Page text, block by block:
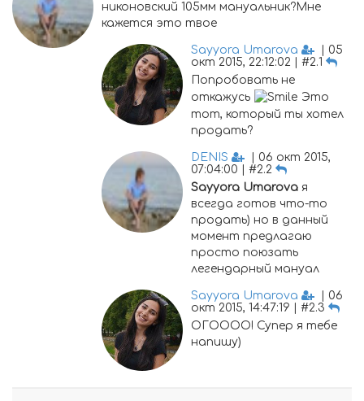
никоновский 105мм мануальник?Мне
кажется это твое
Sayyora Umarova
| 05
окт 2015, 22:12:02 | #2.1
Попробовать не
откажусь
Это
тот, который ты хотел
продать?
DENIS
| 06 окт 2015,
07:04:00 | #2.2
Sayyora Umarova я
всегда готов что-то
продать) но в данный
момент предлагаю
просто поюзать
легендарный мануал
Sayyora Umarova
| 06
окт 2015, 14:47:19 | #2.3
ОГОООО! Супер я тебе
напишу)